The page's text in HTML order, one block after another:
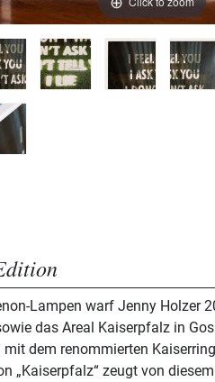
Lampen warf Jenny Holzer
das Areal Kaiserpfalz in
dem renommierten
„Kaiserpfalz“ zeugt von